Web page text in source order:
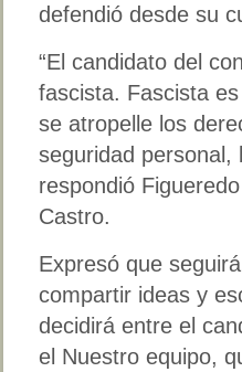
defendió desde su
“El candidato del
fascista. Fascista
se atropelle los
seguridad personal,
respondió
Castro.
Expresó que
compartir ideas y
decidirá entre el
el Nuestro equipo,